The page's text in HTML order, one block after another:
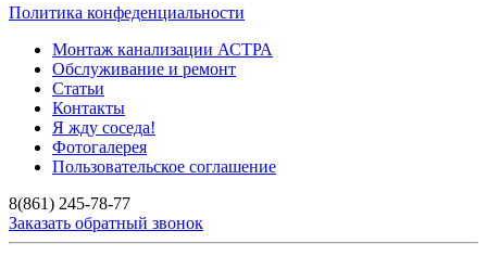
Политика конфеденциальности
Монтаж канализации АСТРА
Обслуживание и ремонт
Статьи
Контакты
Я жду соседа!
Фотогалерея
Пользовательское соглашение
8(861) 245-78-77
Заказать обратный звонок